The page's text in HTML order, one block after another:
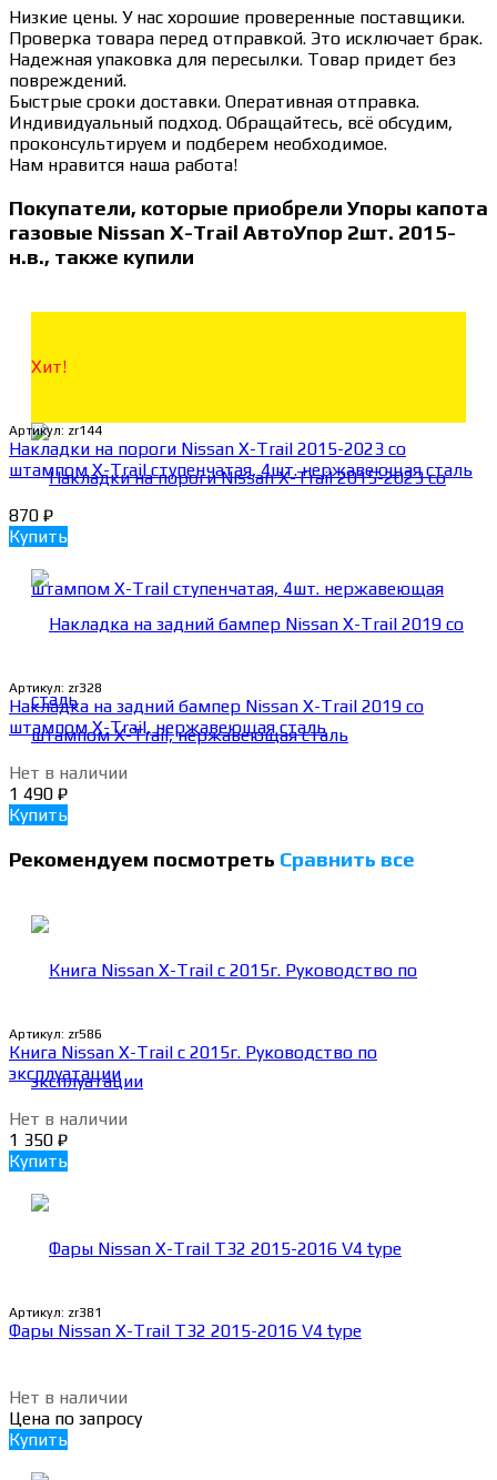
Низкие цены. У нас хорошие проверенные поставщики.
Проверка товара перед отправкой. Это исключает брак.
Надежная упаковка для пересылки. Товар придет без
повреждений.
Быстрые сроки доставки. Оперативная отправка.
Индивидуальный подход. Обращайтесь, всё обсудим,
проконсультируем и подберем необходимое.
Нам нравится наша работа!
Покупатели, которые приобрели Упоры капота
газовые Nissan X-Trail АвтоУпор 2шт. 2015-
н.в., также купили
Хит!
Артикул: zr144
Накладки на пороги Nissan X-Trail 2015-2023 со
штампом X-Trail ступенчатая, 4шт. нержавеющая сталь
870 ₽
Купить
Артикул: zr328
Накладка на задний бампер Nissan X-Trail 2019 со
штампом X-Trail, нержавеющая сталь
Нет в наличии
1 490 ₽
Купить
Рекомендуем посмотреть Сравнить все
Артикул: zr586
Книга Nissan X-Trail c 2015г. Руководство по
эксплуатации
Нет в наличии
1 350 ₽
Купить
Артикул: zr381
Фары Nissan X-Trail T32 2015-2016 V4 type
Нет в наличии
Цена по запросу
Купить